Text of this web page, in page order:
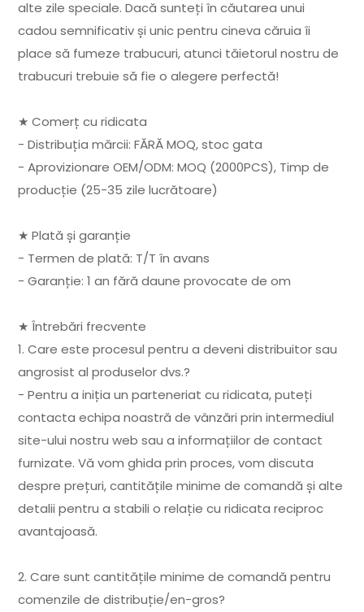
alte zile speciale. Dacă sunteți în căutarea unui
cadou semnificativ și unic pentru cineva căruia îi
place să fumeze trabucuri, atunci tăietorul nostru de
trabucuri trebuie să fie o alegere perfectă!
★ Comerț cu ridicata
- Distribuția mărcii: FĂRĂ MOQ, stoc gata
- Aprovizionare OEM/ODM: MOQ (2000PCS), Timp de
producție (25-35 zile lucrătoare)
★ Plată și garanție
- Termen de plată: T/T în avans
- Garanție: 1 an fără daune provocate de om
★ Întrebări frecvente
1. Care este procesul pentru a deveni distribuitor sau
angrosist al produselor dvs.?
- Pentru a iniția un parteneriat cu ridicata, puteți
contacta echipa noastră de vânzări prin intermediul
site-ului nostru web sau a informațiilor de contact
furnizate. Vă vom ghida prin proces, vom discuta
despre prețuri, cantitățile minime de comandă și alte
detalii pentru a stabili o relație cu ridicata reciproc
avantajoasă.
2. Care sunt cantitățile minime de comandă pentru
comenzile de distribuție/en-gros?